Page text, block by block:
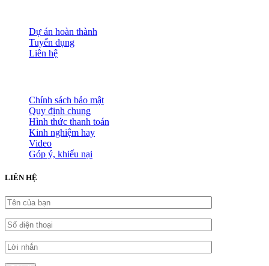
Dự án hoàn thành
Tuyển dụng
Liên hệ
Chính sách bảo mật
Quy định chung
Hình thức thanh toán
Kinh nghiệm hay
Video
Góp ý, khiếu nại
LIÊN HỆ